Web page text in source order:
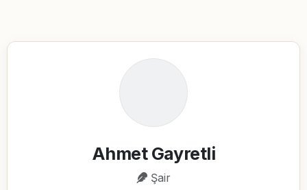
Ahmet Gayretli
Şair